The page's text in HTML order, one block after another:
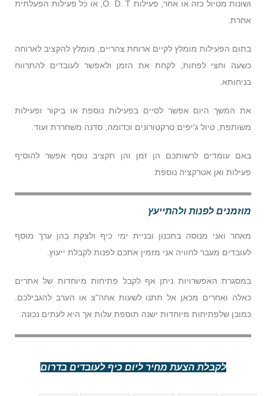
ושונות מטיול כזה או אחר, פעילות O. D. T, או כל פעילות הפעלתית
אחרת.
בתום הפעילות מומלץ לקיים ארוחת צהריים, מומלץ להקציב לארוחה
כשעה וחצי לפחות, לקחת את הזמן ולאפשר לעובדים להתרווח
בניחותא.
את המשך היום אפשר לסיים בפעילות נוספת או ביקור ופעילות
משותפת, טיול ג'יפים טרקטורונים וכדומה, סדנה משחררת ועוד.
באם עומדים לרשותכם הן זמן והן תקציב נוסף אפשר להוסיף
פעילות ואן אטרקציה נוספת.
מוזמנים לפנות ולהתייעץ
מאחר ואני מנוסה בתכנון ובניית ימי כיף ולצקת בהן ערך מוסף
לעובדים מעבר לחוויה אני מזמין אתכם לפנות לקבלת ייעוץ.
במסגרת האפשרויות ניתן אף לקבל פתיחות מיוחדות של אתרים
כאלה ואחרים מכאן אל תתנו לשעות אחה"צ או הערב להגבילכם.
כמובן שלפתיחות מיוחדות ישנה תוספת עלות אך היא לעתים נכונה.
לקבלת הצעת מחיר ליום כיף לעובדים בדרום